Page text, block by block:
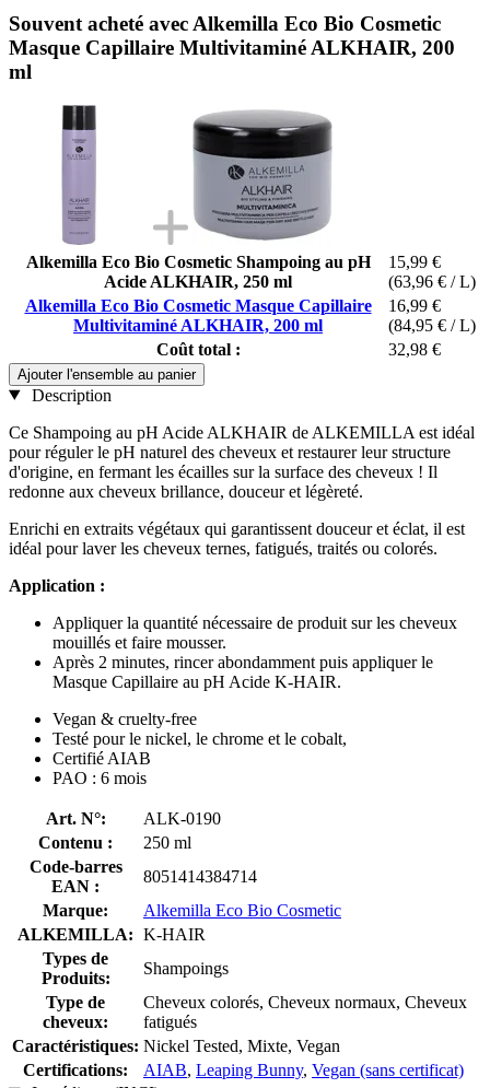
Souvent acheté avec Alkemilla Eco Bio Cosmetic
Masque Capillaire Multivitaminé ALKHAIR, 200
ml
Alkemilla Eco Bio Cosmetic Shampoing au pH
Acide ALKHAIR, 250 ml
15,99 €
(63,96 € / L)
Alkemilla Eco Bio Cosmetic Masque Capillaire
Multivitaminé ALKHAIR, 200 ml
16,99 €
(84,95 € / L)
Coût total :
32,98 €
Ajouter l'ensemble au panier
Description
Ce Shampoing au pH Acide ALKHAIR de ALKEMILLA est idéal
pour réguler le pH naturel des cheveux et restaurer leur structure
d'origine, en fermant les écailles sur la surface des cheveux ! Il
redonne aux cheveux brillance, douceur et légèreté.
Enrichi en extraits végétaux qui garantissent douceur et éclat, il est
idéal pour laver les cheveux ternes, fatigués, traités ou colorés.
Application :
Appliquer la quantité nécessaire de produit sur les cheveux
mouillés et faire mousser.
Après 2 minutes, rincer abondamment puis appliquer le
Masque Capillaire au pH Acide K-HAIR.
Vegan & cruelty-free
Testé pour le nickel, le chrome et le cobalt,
Certifié AIAB
PAO : 6 mois
Art. N°:
ALK-0190
Contenu :
250 ml
Code-barres
EAN :
8051414384714
Marque:
Alkemilla Eco Bio Cosmetic
ALKEMILLA: K-HAIR
Types de
Produits:
Shampoings
Type de
cheveux:
Cheveux colorés, Cheveux normaux, Cheveux
fatigués
Caractéristiques: Nickel Tested, Mixte, Vegan
Certifications:
AIAB, Leaping Bunny, Vegan (sans certificat)